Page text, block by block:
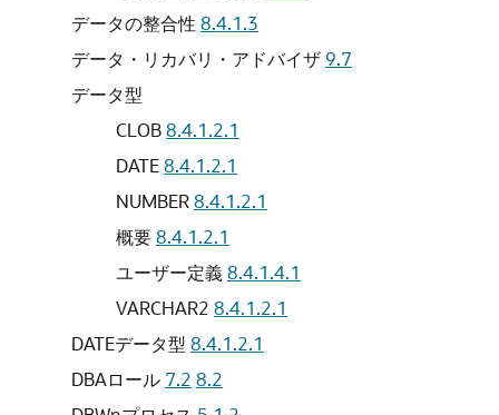
データの整合性 8.4.1.3
データ・リカバリ・アドバイザ 9.7
データ型
CLOB8.4.1.2.1
DATE8.4.1.2.1
NUMBER8.4.1.2.1
概要8.4.1.2.1
ユーザー定義8.4.1.4.1
VARCHAR2 8.4.1.2.1
DATEデータ型 8.4.1.2.1
DBAロール 7.2 8.2